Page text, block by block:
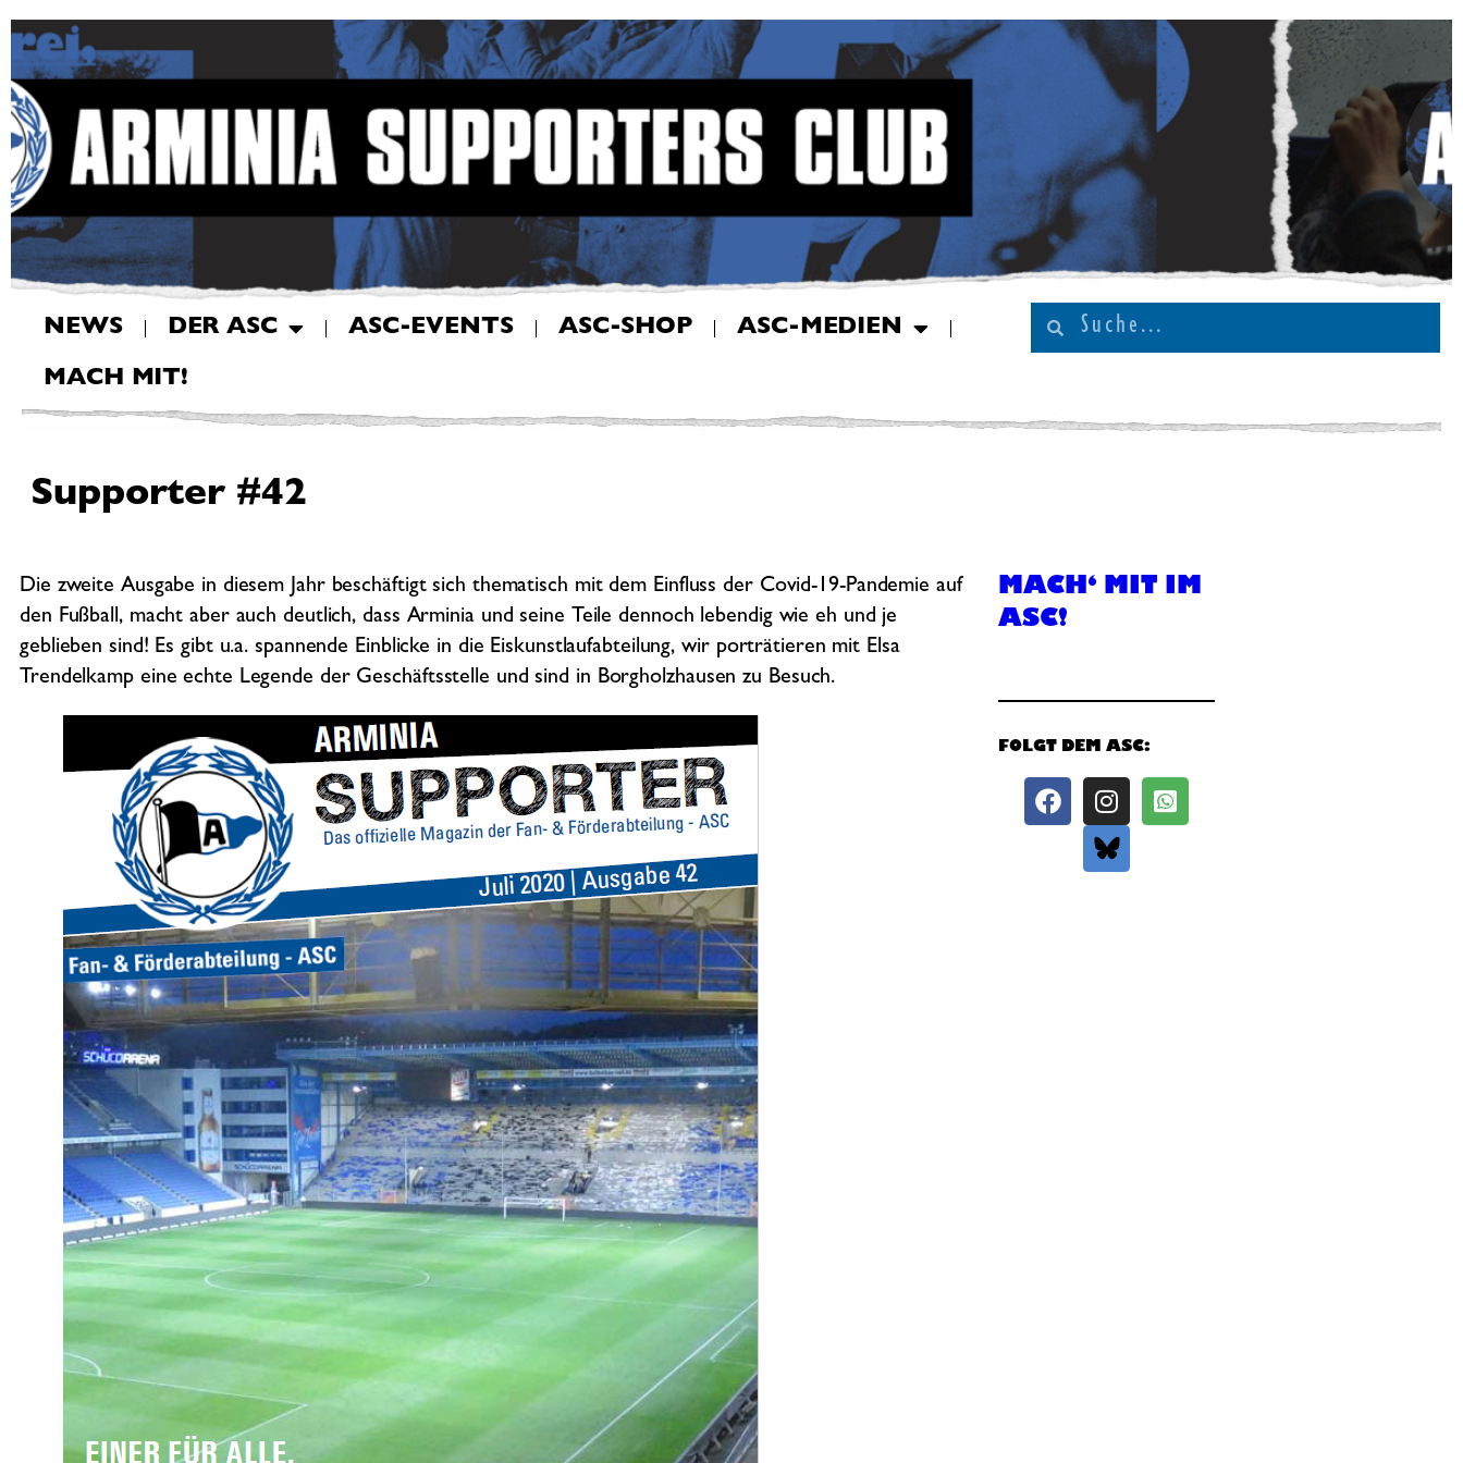
NEWS DER ASC ASC-EVENTS ASC-SHOP ASC-MEDIEN
MACH MIT!
Supporter #42
Die zweite Ausgabe in diesem Jahr beschäftigt sich thematisch mit dem Einfluss der Covid-19-Pandemie auf
den Fußball, macht aber auch deutlich, dass Arminia und seine Teile dennoch lebendig wie eh und je
geblieben sind! Es gibt u.a. spannende Einblicke in die Eiskunstlaufabteilung, wir porträtieren mit Elsa
Trendelkamp eine echte Legende der Geschäftsstelle und sind in Borgholzhausen zu Besuch.
MACH‘ MIT IM
ASC!
FOLGT DEM ASC: